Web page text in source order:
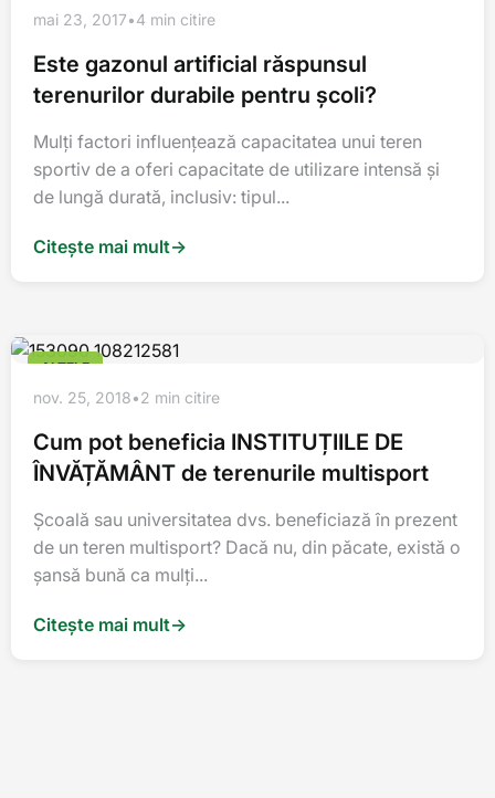
mai 23, 2017•4 min citire
Este gazonul artificial răspunsul
terenurilor durabile pentru şcoli?
Mulţi factori influenţează capacitatea unui teren
sportiv de a oferi capacitate de utilizare intensă şi
de lungă durată, inclusiv: tipul...
Citește mai mult→
ALTELE
nov. 25, 2018•2 min citire
Cum pot beneficia INSTITUȚIILE DE
ÎNVĂȚĂMÂNT de terenurile multisport
Școală sau universitatea dvs. beneficiază în prezent
de un teren multisport? Dacă nu, din păcate, există o
șansă bună ca mulți...
Citește mai mult→